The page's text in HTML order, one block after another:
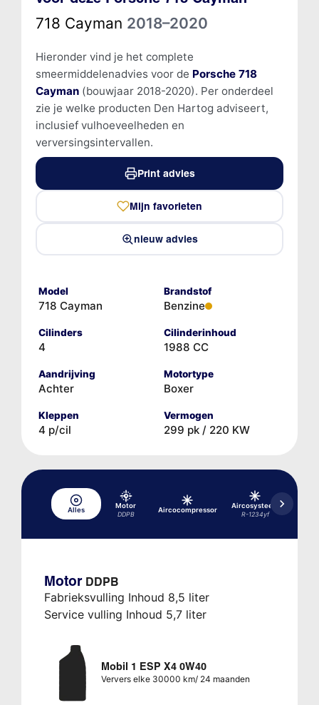
718 Cayman 2018–2020
Hieronder vind je het complete
smeermiddelenadvies voor de Porsche 718
Cayman(bouwjaar 2018-2020). Per onderdeel
zie je welke producten Den Hartog adviseert,
inclusief vulhoeveelheden en
verversingsintervallen.
Print advies
Mijn favorieten
nieuw advies
Model
718 Cayman
Brandstof
Benzine
Cilinders
4
Cilinderinhoud
1988 CC
Aandrijving
Achter
Motortype
Boxer
Kleppen
4 p/cil
Vermogen
299 pk / 220 KW
Alles
Motor
DDPB
Aircocompressor
Aircosysteem
R-1234yf
Motor DDPB
Fabrieksvulling Inhoud 8,5 liter
Service vulling Inhoud 5,7 liter
Mobil 1 ESP X4 0W40
Ververs elke 30000 km/ 24 maanden